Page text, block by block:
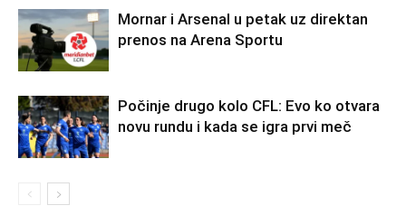
Mornar i Arsenal u petak uz direktan
prenos na Arena Sportu
Počinje drugo kolo CFL: Evo ko otvara
novu rundu i kada se igra prvi meč